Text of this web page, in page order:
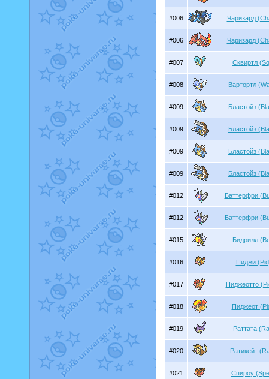
#006 Чаризард
#006 Чаризард
#007 Сквиртл
#008 Вартортл
#009 Бластойз
#009 Бластойз
#009 Бластойз
#009 Бластойз
#012 Баттерфри
#012 Баттерфри
#015 Бидрилл
#016 Пиджи
#017 Пиджеотто
#018 Пиджеот
#019 Раттата
#020 Ратикейт
#021 Спироу